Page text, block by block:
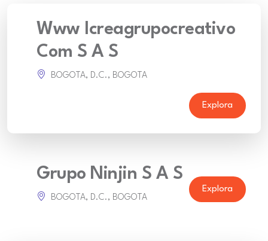
Www Icreagrupocreativo
Com S A S
BOGOTA, D.C., BOGOTA
Explora
Grupo Ninjin S A S
BOGOTA, D.C., BOGOTA
Explora